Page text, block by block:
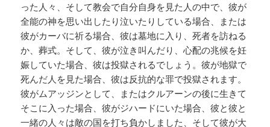
った人々、そして教会で自分自身を見た人の中で、彼が
全能の神を思い出したり泣いたりしている場合、または
彼がカーバに祈る場合、彼は墓地に入り、死者を訪ねる
か、葬式。そして、彼が泣き叫んだり、心配の兆候を妊
娠していた場合、彼は投獄されるでしょう。彼が地獄で
死んだ人を見た場合、彼は反抗的な罪で投獄されます。
彼がムアッジンとして、またはクルアーンの後に生きて
そこに入った場合、彼がジハードにいた場合、彼と彼と
一緒の人々は敵の国を打ち負かしました、そして彼が大